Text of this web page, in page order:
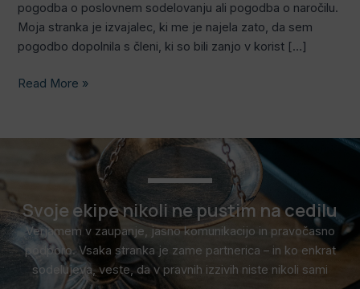
pogodba o poslovnem sodelovanju ali pogodba o naročilu.
Moja stranka je izvajalec, ki me je najela zato, da sem
pogodbo dopolnila s členi, ki so bili zanjo v korist […]
Read More »
Svoje ekipe nikoli ne pustim na cedilu
Verjamem v zaupanje, jasno komunikacijo in pravočasno
podporo. Vsaka stranka je zame partnerica – in ko enkrat
sodelujeva, veste, da v pravnih izzivih niste nikoli sami